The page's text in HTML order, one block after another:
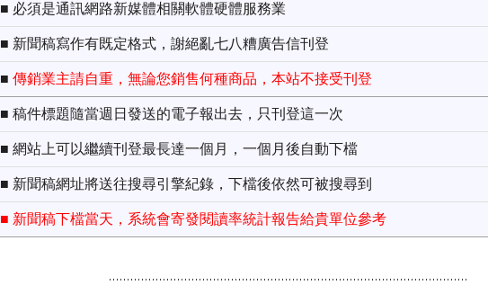
■ 必須是通訊網路新媒體相關軟體硬體服務業
■ 新聞稿寫作有既定格式，謝絕亂七八糟廣告信刊登
■ 傳銷業主請自重，無論您銷售何種商品，本站不接受刊登
■ 稿件標題隨當週日發送的電子報出去，只刊登這一次
■ 網站上可以繼續刊登最長達一個月，一個月後自動下檔
■ 新聞稿網址將送往搜尋引擎紀錄，下檔後依然可被搜尋到
■ 新聞稿下檔當天，系統會寄發閱讀率統計報告給貴單位參考